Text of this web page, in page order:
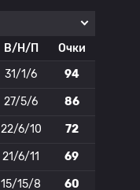
В/Н/П
Очки
31/1/6 94
27/5/6 86
22/6/10 72
21/6/11 69
15/15/8 60